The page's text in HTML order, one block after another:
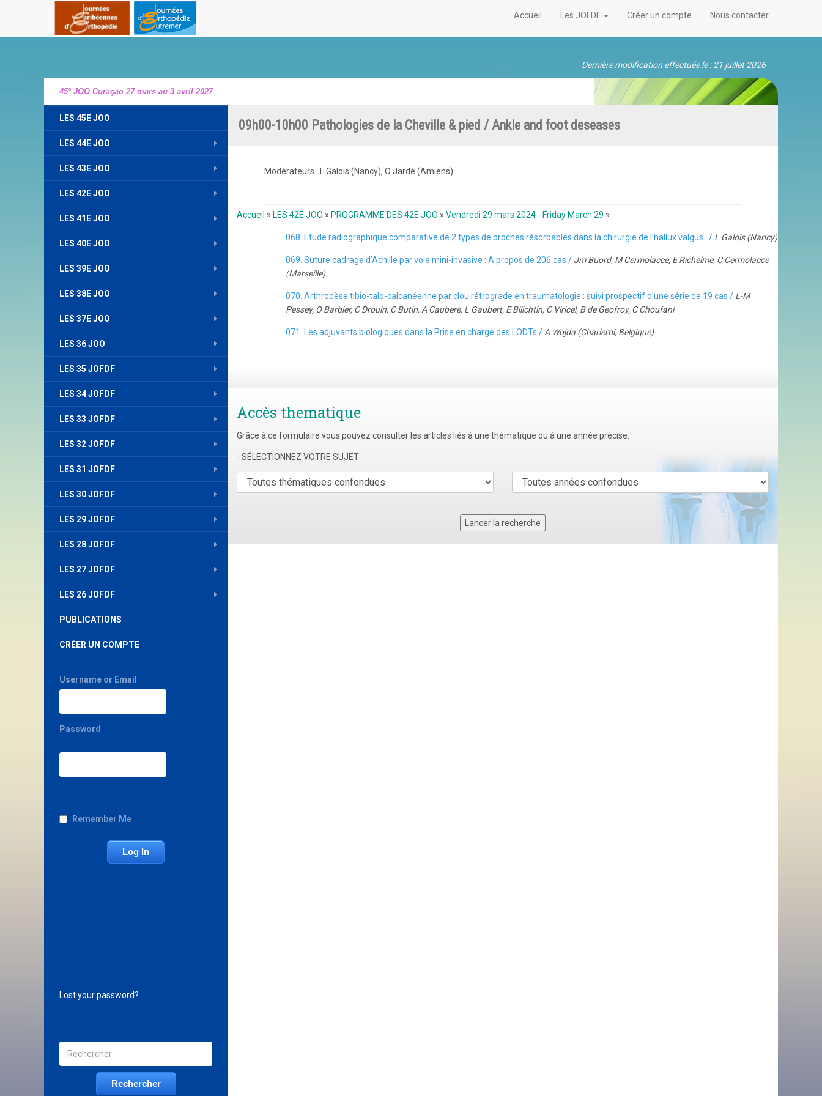
Dernière modification effectuée le : 21 juillet 2026
45° JOO Curaçao 27 mars au 3 avril 2027
Accueil Les JOFDF Créer un compte Nous contacter
LES 45E JOO
LES 44E JOO
LES 43E JOO
LES 42E JOO
LES 41E JOO
LES 40E JOO
LES 39E JOO
LES 38E JOO
LES 37E JOO
LES 36 JOO
LES 35 JOFDF
LES 34 JOFDF
LES 33 JOFDF
LES 32 JOFDF
LES 31 JOFDF
LES 30 JOFDF
LES 29 JOFDF
LES 28 JOFDF
LES 27 JOFDF
LES 26 JOFDF
PUBLICATIONS
CRÉER UN COMPTE
Username or Email
Password
Remember Me
Lost your password?
09h00-10h00 Pathologies de la Cheville & pied / Ankle and foot deseases
Modérateurs : L Galois (Nancy), O Jardé (Amiens)
Accueil » LES 42E JOO » PROGRAMME DES 42E JOO » Vendredi 29 mars 2024 - Friday March 29 »
068. Etude radiographique comparative de 2 types de broches résorbables dans la chirurgie de l’hallux valgus. / L Galois (Nancy)
069. Suture cadrage d’Achille par voie mini-invasive : A propos de 206 cas / Jm Buord, M Cermolacce, E Richelme, C Cermolacce
(Marseille)
070. Arthrodèse tibio-talo-calcanéenne par clou rétrograde en traumatologie : suivi prospectif d’une série de 19 cas / L-M
Pessey, O Barbier, C Drouin, C Butin, A Caubere, L Gaubert, E Bilichtin, C Viricel, B de Geofroy, C Choufani
071. Les adjuvants biologiques dans la Prise en charge des LODTs / A Wojda (Charleroi, Belgique)
Accès thematique
Grâce à ce formulaire vous pouvez consulter les articles liés à une thématique ou à une année précise.
- SÉLECTIONNEZ VOTRE SUJET